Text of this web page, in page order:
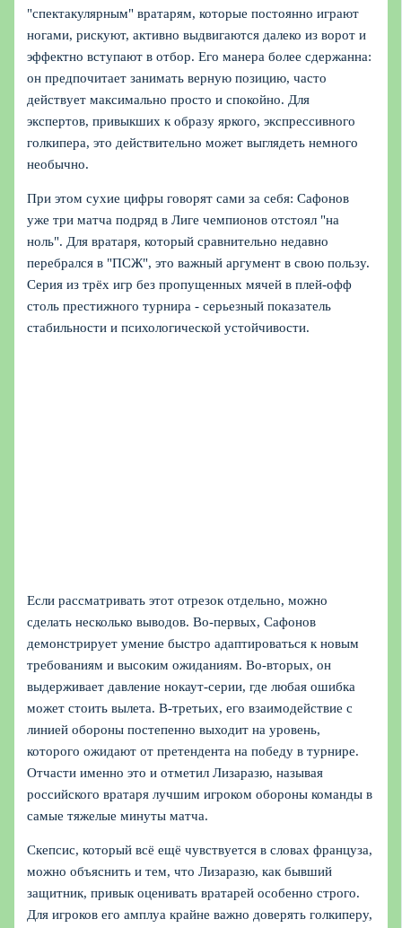
"спектакулярным" вратарям, которые постоянно играют
ногами, рискуют, активно выдвигаются далеко из ворот и
эффектно вступают в отбор. Его манера более сдержанна:
он предпочитает занимать верную позицию, часто
действует максимально просто и спокойно. Для
экспертов, привыкших к образу яркого, экспрессивного
голкипера, это действительно может выглядеть немного
необычно.
При этом сухие цифры говорят сами за себя: Сафонов
уже три матча подряд в Лиге чемпионов отстоял "на
ноль". Для вратаря, который сравнительно недавно
перебрался в "ПСЖ", это важный аргумент в свою пользу.
Серия из трёх игр без пропущенных мячей в плей-офф
столь престижного турнира - серьезный показатель
стабильности и психологической устойчивости.
Если рассматривать этот отрезок отдельно, можно
сделать несколько выводов. Во-первых, Сафонов
демонстрирует умение быстро адаптироваться к новым
требованиям и высоким ожиданиям. Во-вторых, он
выдерживает давление нокаут-серии, где любая ошибка
может стоить вылета. В-третьих, его взаимодействие с
линией обороны постепенно выходит на уровень,
которого ожидают от претендента на победу в турнире.
Отчасти именно это и отметил Лизаразю, называя
российского вратаря лучшим игроком обороны команды в
самые тяжелые минуты матча.
Скепсис, который всё ещё чувствуется в словах француза,
можно объяснить и тем, что Лизаразю, как бывший
защитник, привык оценивать вратарей особенно строго.
Для игроков его амплуа крайне важно доверять голкиперу,